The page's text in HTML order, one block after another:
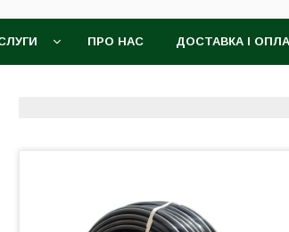
ПРО НАС ДОСТАВКА І